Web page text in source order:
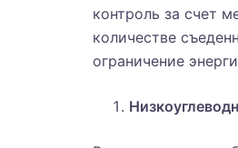
контроль за счет
количестве
ограничение